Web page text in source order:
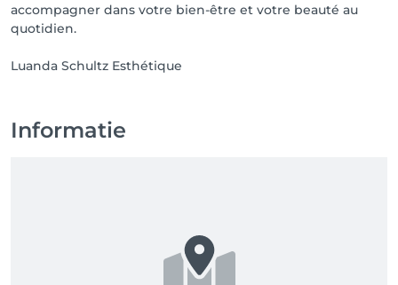
accompagner dans votre bien-être et votre beauté au
quotidien.
Luanda Schultz Esthétique
Informatie